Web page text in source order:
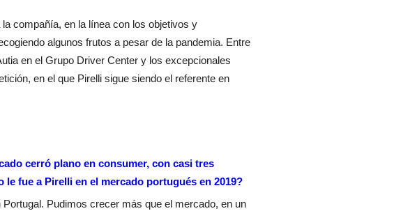
compañía, en la línea con los objetivos y
algunos frutos a pesar de la pandemia. Entre
en el Grupo Driver Center y los excepcionales
en el que Pirelli sigue siendo el referente en
cerró plano en consumer, con casi tres
fue a Pirelli en el mercado portugués en 2019?
Pudimos crecer más que el mercado, en un